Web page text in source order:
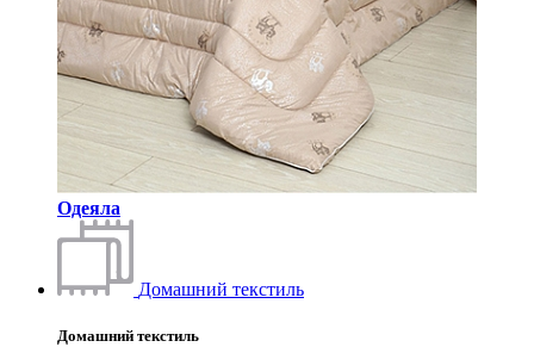
Одеяла
Домашний текстиль
Домашний текстиль